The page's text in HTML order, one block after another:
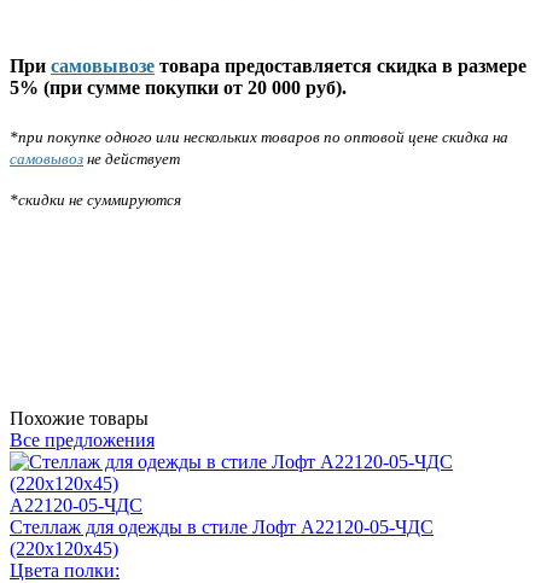
При самовывозе товара предоставляется скидка в размере
5% (при сумме покупки от 20 000 руб).
*при покупке одного или нескольких товаров по оптовой цене скидка на
самовывоз не действует
*скидки не суммируются
Похожие товары
Все предложения
A22120-05-ЧДС
Стеллаж для одежды в стиле Лофт A22120-05-ЧДС
(220х120х45)
Цвета полки: